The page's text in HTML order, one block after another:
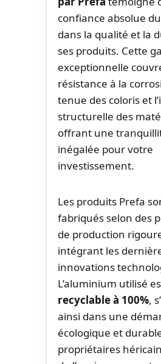
confiance absolue
dans la qualité et la
ses produits. Cette
exceptionnelle
résistance à la
tenue des coloris et
structurelle des
offrant une
inégalée pour votre
investissement.
Les produits Prefa
fabriqués selon des
de production
intégrant les
innovations
L’aluminium utilisé
recyclable à 100%,
ainsi dans une
écologique et
propriétaires